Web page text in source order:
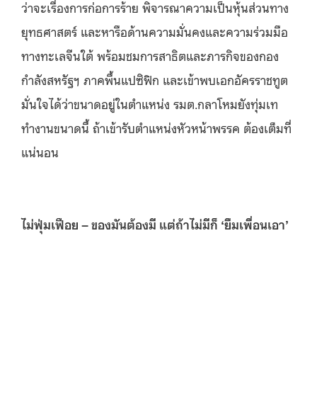
ว่าจะเรื่องการก่อการร้าย พิจารณาความเป็นหุ้นส่วนทาง
ยุทธศาสตร์ และหารือด้านความมั่นคงและความร่วมมือ
ทางทะเลจีนใต้ พร้อมชมการสาธิตและภารกิจของกอง
กำลังสหรัฐฯ ภาคพื้นแปซิฟิก และเข้าพบเอกอัครราชทูต
มั่นใจได้ว่าขนาดอยู่ในตำแหน่ง รมต.กลาโหมยังทุ่มเท
ทำงานขนาดนี้ ถ้าเข้ารับตำแหน่งหัวหน้าพรรค ต้องเต็มที่
แน่นอน
ไม่ฟุ่มเฟือย –ของมันต้องมี แต่ถ้าไม่มีก็ ‘ยืมเพื่อนเอา’